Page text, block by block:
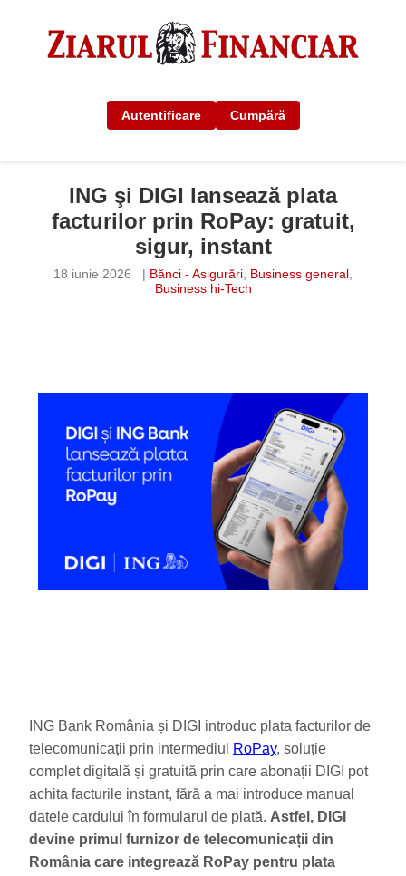
Autentificare Cumpără
ING şi DIGI lansează plata
facturilor prin RoPay: gratuit,
sigur, instant
18 iunie 2026 | Bănci - Asigurări, Business general,
Business hi-Tech
ING Bank România și DIGI introduc plata facturilor de
telecomunicații prin intermediul
RoPay, soluție
complet digitală și gratuită prin care abonații DIGI pot
achita facturile instant, fără a mai introduce manual
datele cardului în formularul de plată. Astfel, DIGI
devine primul furnizor de telecomunicații din
România care integrează RoPay pentru plata